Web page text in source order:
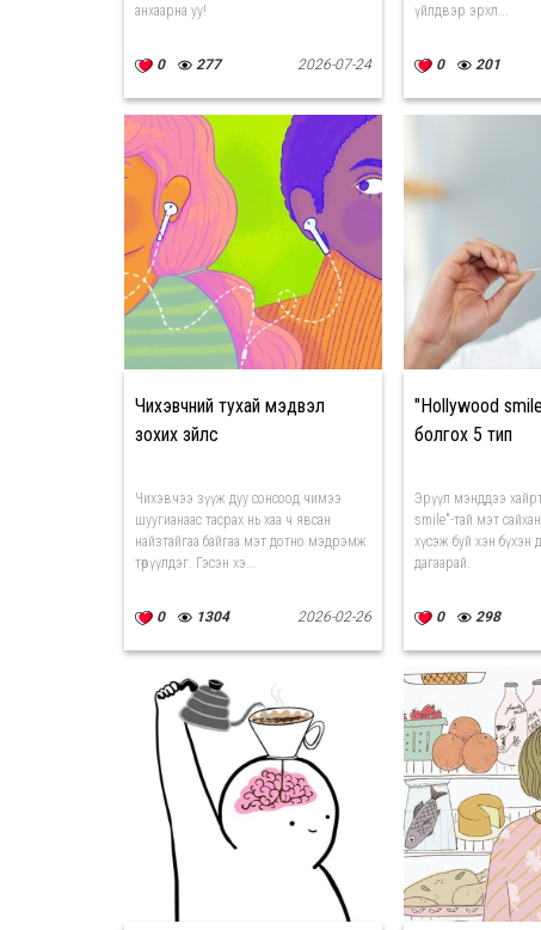
анхаарна уу!
0 277 2026-07-24
үйлдвэр эрхл...
0 201
Чихэвчний тухай мэдвэл
зохих зүйлс
Чихэвчээ зүүж дуу сонсоод чимээ
шуугианаас тасрах нь хаа ч явсан
найзтайгаа байгаа мэт дотно мэдрэмж
төрүүлдэг. Гэсэн хэ...
0 1304 2026-02-26
"Hollywood
болгох 5 тип
Эрүүл мэнддээ
smile"-тай мэт
хүсэж буй хэн бүхэн
дагаарай.
0 298